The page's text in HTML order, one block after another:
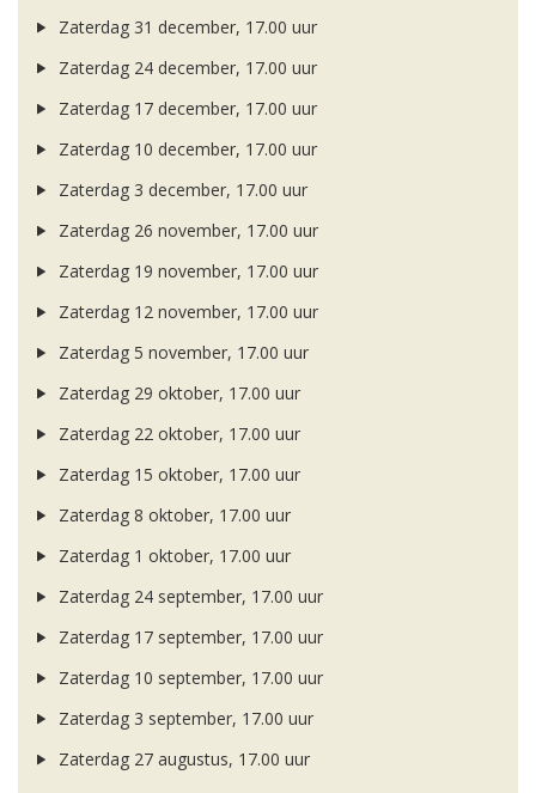
Zaterdag 31 december, 17.00 uur
Zaterdag 24 december, 17.00 uur
Zaterdag 17 december, 17.00 uur
Zaterdag 10 december, 17.00 uur
Zaterdag 3 december, 17.00 uur
Zaterdag 26 november, 17.00 uur
Zaterdag 19 november, 17.00 uur
Zaterdag 12 november, 17.00 uur
Zaterdag 5 november, 17.00 uur
Zaterdag 29 oktober, 17.00 uur
Zaterdag 22 oktober, 17.00 uur
Zaterdag 15 oktober, 17.00 uur
Zaterdag 8 oktober, 17.00 uur
Zaterdag 1 oktober, 17.00 uur
Zaterdag 24 september, 17.00 uur
Zaterdag 17 september, 17.00 uur
Zaterdag 10 september, 17.00 uur
Zaterdag 3 september, 17.00 uur
Zaterdag 27 augustus, 17.00 uur